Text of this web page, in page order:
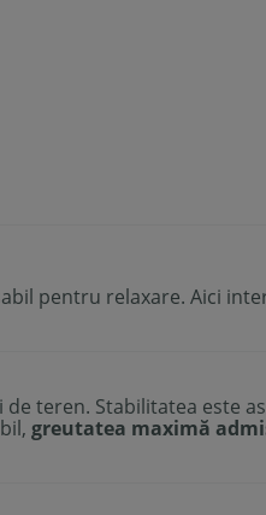
pentru relaxare. Aici
teren. Stabilitatea este
greutatea maximă